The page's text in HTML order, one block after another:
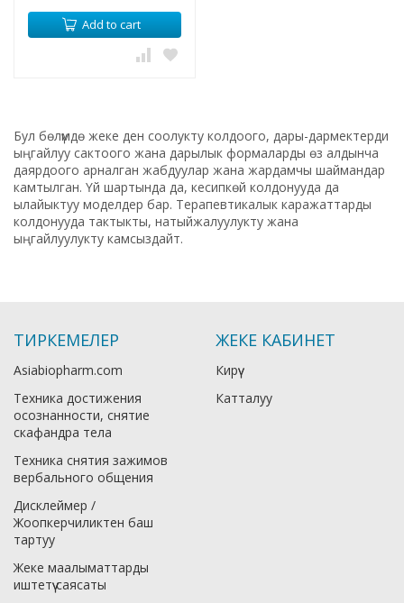
Add to cart
Бул бөлүмдө жеке ден соолукту колдоого, дары-дармектерди
ыңгайлуу сактоого жана дарылык формаларды өз алдынча
даярдоого арналган жабдуулар жана жардамчы шаймандар
камтылган. Үй шартында да, кесипкөй колдонууда да
ылайыктуу моделдер бар. Терапевтикалык каражаттарды
колдонууда тактыкты, натыйжалуулукту жана
ыңгайлуулукту камсыздайт.
ТИРКЕМЕЛЕР
Asiabiopharm.com
Техника достижения
осознанности, снятие
скафандра тела
Техника снятия зажимов
вербального общения
Дисклеймер /
Жоопкерчиликтен баш
тартуу
Жеке маалыматтарды
иштетүү саясаты
ЖЕКЕ КАБИНЕТ
Кирүү
Катталуу